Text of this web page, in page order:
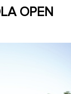
OPEN